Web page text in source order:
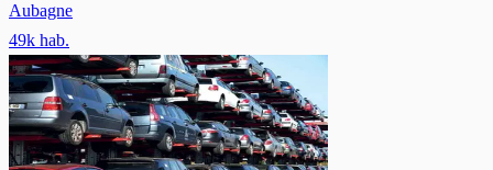
Aubagne
49k hab.